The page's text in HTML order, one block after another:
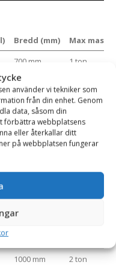
använder vi tekniker som
från din enhet. Genom
data, såsom din
förbättra webbplatsens
eller återkallar ditt
på webbplatsen fungerar
Bredd (mm)
Max
700 mm 1 ton
700 mm 1 ton
800 mm 1 ton
1000 mm 2 ton